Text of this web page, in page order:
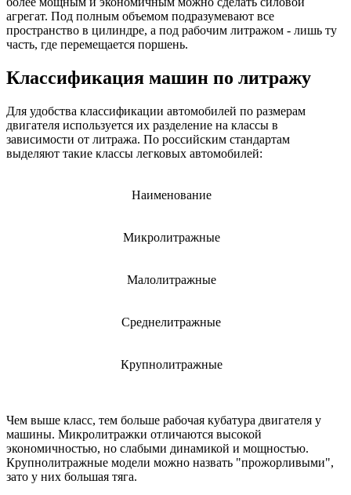
агрегат. Под полным объемом подразумевают все
пространство в цилиндре, а под рабочим литражом - лишь ту
часть, где перемещается поршень.
Классификация машин по литражу
Для удобства классификации автомобилей по размерам
двигателя используется их разделение на классы в
зависимости от литража. По российским стандартам
выделяют такие классы легковых автомобилей:
Наименование
Микролитражные
Малолитражные
Среднелитражные
Крупнолитражные
Чем выше класс, тем больше рабочая кубатура двигателя у
машины. Микролитражки отличаются высокой
экономичностью, но слабыми динамикой и мощностью.
Крупнолитражные модели можно назвать "прожорливыми",
зато у них большая тяга.